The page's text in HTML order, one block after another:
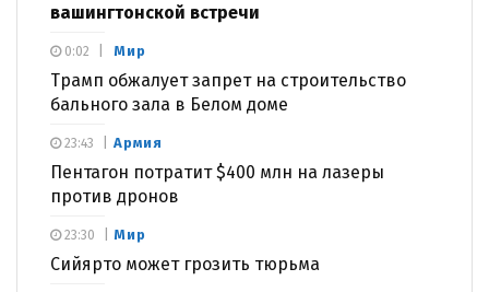
вашингтонской встречи
Мир
Трамп обжалует запрет на строительство
бального зала в Белом доме
0:02
Армия
Пентагон потратит $400 млн на лазеры
против дронов
23:43
Мир
Сийярто может грозить тюрьма
23:30